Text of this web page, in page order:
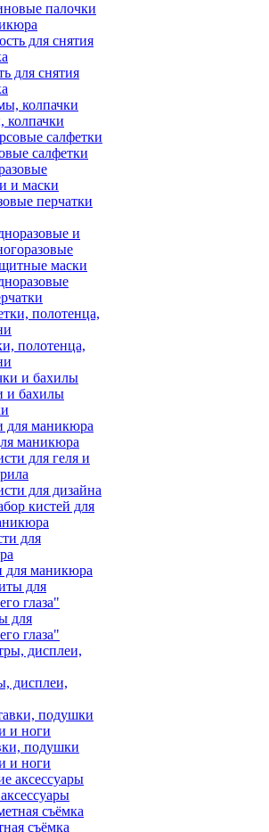
палочки
для снятия
салфетки
перчатки
и
маски
полотенца,
и бахилы
маникюра
для геля и
для дизайна
кистей для
для маникюра
для
глаза"
дисплеи,
подушки
и ноги
съёмка